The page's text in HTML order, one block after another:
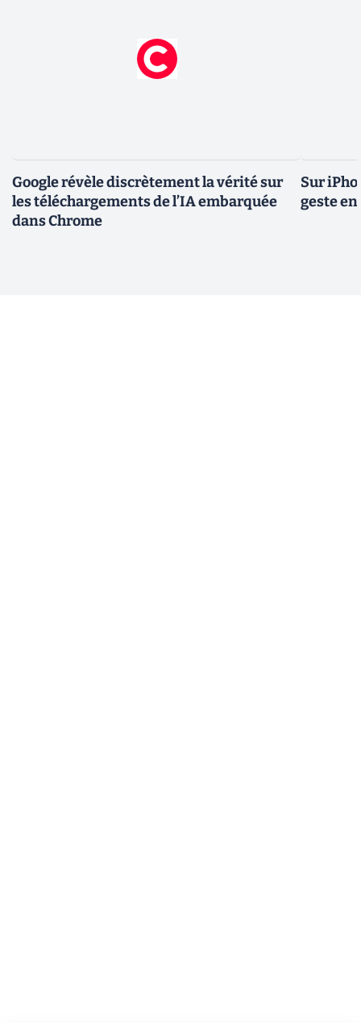
Google révèle discrètement la vérité sur
les téléchargements de l’IA embarquée
dans Chrome
Sur
geste